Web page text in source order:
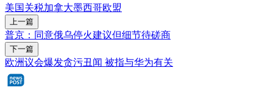
美国关税加拿大墨西哥欧盟
上一篇
普京：同意俄乌停火建议但细节待磋商
下一篇
欧洲议会爆发贪污丑闻 被指与华为有关